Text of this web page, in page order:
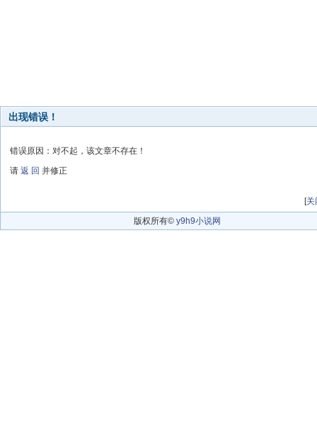
出现错误！
错误原因：对不起，该文章不存在！
请 返 回 并修正
[关
版权所有© y9h9小说网